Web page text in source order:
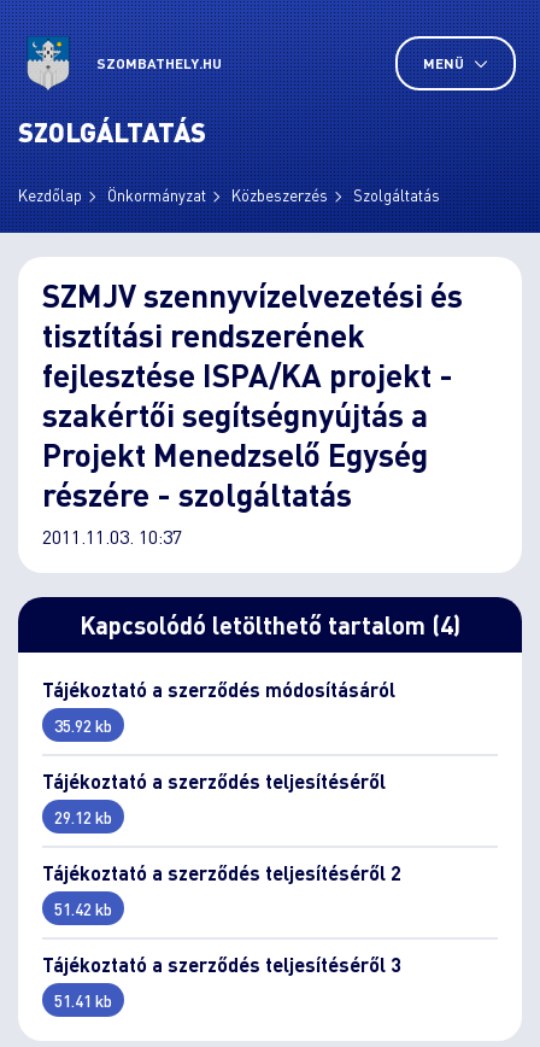
SZOMBATHELY.HU MENÜ
SZOLGÁLTATÁS
Kezdőlap Önkormányzat Közbeszerzés Szolgáltatás
SZMJV szennyvízelvezetési és
tisztítási rendszerének
fejlesztése ISPA/KA projekt -
szakértői segítségnyújtás a
Projekt Menedzselő Egység
részére - szolgáltatás
2011.11.03. 10:37
Kapcsolódó letölthető tartalom (4)
Tájékoztató a szerződés módosításáról
35.92 kb
Tájékoztató a szerződés teljesítéséről
29.12 kb
Tájékoztató a szerződés teljesítéséről 2
51.42 kb
Tájékoztató a szerződés teljesítéséről 3
51.41 kb